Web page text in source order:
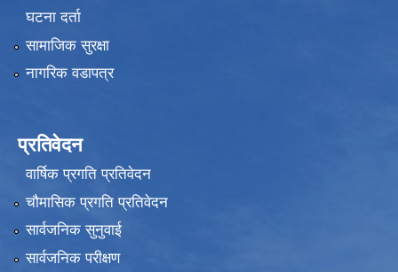
घटना दर्ता
सामाजिक सुरक्षा
नागरिक वडापत्र
प्रतिवेदन
वार्षिक प्रगति प्रतिवेदन
चौमासिक प्रगति प्रतिवेदन
सार्वजनिक सुनुवाई
सार्वजनिक परीक्षण